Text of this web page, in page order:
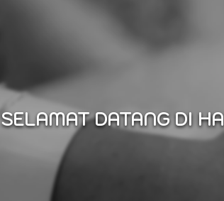
SELAMAT DATANG DI